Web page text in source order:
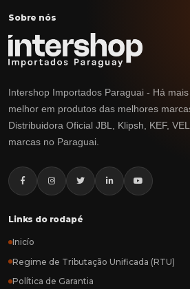
Sobre nós
Intershop Importados Paraguai - Há
melhor em produtos das melhores
Distribuidora Oficial JBL, Klipsh, KEF,
marcas no Paraguai.
Links do rodapé
Inicío
Regime de Tributação Unificada (RTU)
Política de Garantia